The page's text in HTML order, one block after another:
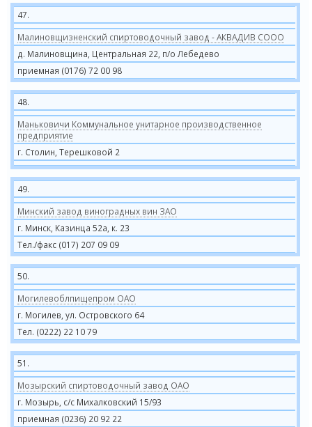
47.
Малиновщизненский спиртоводочный завод - АКВАДИВ СООО
д. Малиновщина, Центральная 22, п/о Лебедево
приемная (0176) 72 00 98
48.
Маньковичи Коммунальное унитарное производственное
предприятие
г. Столин, Терешковой 2
49.
Минский завод виноградных вин ЗАО
г. Минск, Казинца 52а, к. 23
Тел./факс (017) 207 09 09
50.
Могилевоблпищепром ОАО
г. Могилев, ул. Островского 64
Тел. (0222) 22 10 79
51.
Мозырский спиртоводочный завод ОАО
г. Мозырь, с/с Михалковский 15/93
приемная (0236) 20 92 22